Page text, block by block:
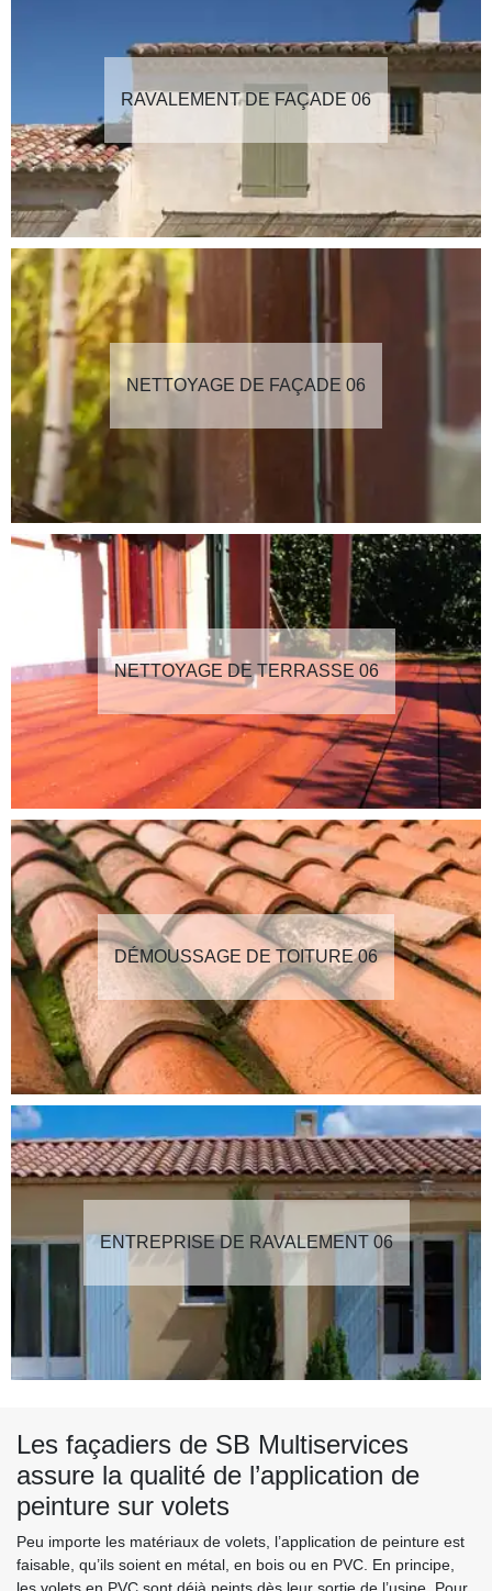
RAVALEMENT DE FAÇADE 06
NETTOYAGE DE FAÇADE 06
NETTOYAGE DE TERRASSE 06
DÉMOUSSAGE DE TOITURE 06
ENTREPRISE DE RAVALEMENT 06
Les façadiers de SB Multiservices
assure la qualité de l’application de
peinture sur volets
Peu importe les matériaux de volets, l’application de peinture est
faisable, qu’ils soient en métal, en bois ou en PVC. En principe,